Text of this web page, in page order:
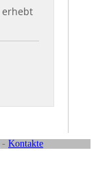
- Kontakte